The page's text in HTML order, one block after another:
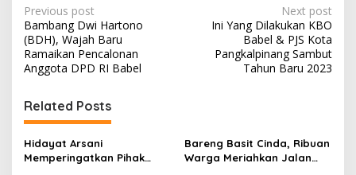
P
o
s
t
n
a
v
Previous post
Bambang Dwi Hartono
(BDH), Wajah Baru
Ramaikan Pencalonan
Anggota DPD RI Babel
Next post
Ini Yang Dilakukan KBO
Babel & PJS Kota
Pangkalpinang Sambut
Tahun Baru 2023
Related Posts
Hidayat Arsani
Memperingatkan Pihak
Bareng Basit Cinda, Ribuan
Warga Meriahkan Jalan